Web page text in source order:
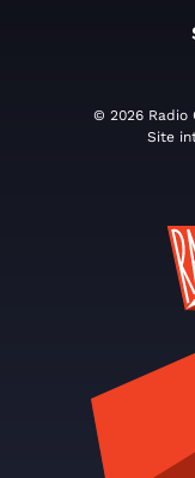
© 2026 Radio
Site